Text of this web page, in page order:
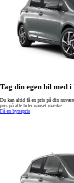
Tag din egen bil med i
Du kan altid få en pris på din
pris på alle biler uanset mærke.
Få en byttepris